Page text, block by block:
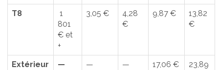
T8
1
801
€ et
+
3,05 €
4,28
€
9,87 €
13,82
€
Extérieur — — — 17,06 €
23,89